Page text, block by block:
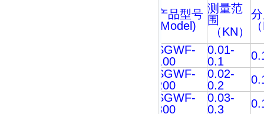
产品型号
(Model)
测量范
围
（KN）
SGWF-
100
0.01-
0.1
SGWF-
200
0.02-
0.2
SGWF-
300
0.03-
0.3